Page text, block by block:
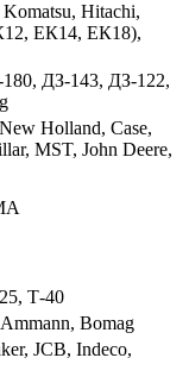
Hitachi,
ЕК14, ЕК18),
ДЗ-143, ДЗ-122,
Holland, Case,
MST, John Deere,
Т-40
Bomag
JCB, Indeco,